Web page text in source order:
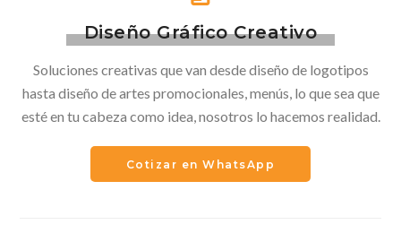
Diseño Gráfico Creativo
Soluciones creativas que van desde diseño de logotipos
hasta diseño de artes promocionales, menús, lo que sea que
esté en tu cabeza como idea, nosotros lo hacemos realidad.
Cotizar en WhatsApp